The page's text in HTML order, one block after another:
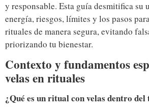
y responsable. Esta guía desmitifica su
energía, riesgos, límites y los pasos
rituales de manera segura, evitando
priorizando tu bienestar.
Contexto y fundamentos
velas en rituales
¿Qué es un ritual con velas dentro